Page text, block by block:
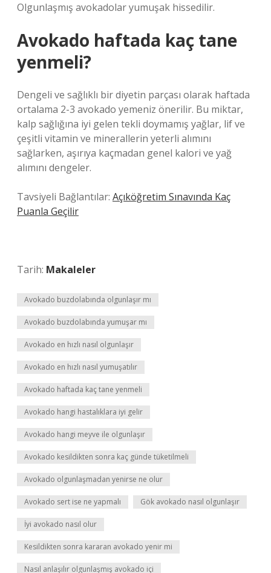
Olgunlaşmış avokadolar yumuşak hissedilir.
Avokado haftada kaç tane
yenmeli?
Dengeli ve sağlıklı bir diyetin parçası olarak haftada
ortalama 2-3 avokado yemeniz önerilir. Bu miktar,
kalp sağlığına iyi gelen tekli doymamış yağlar, lif ve
çeşitli vitamin ve minerallerin yeterli alımını
sağlarken, aşırıya kaçmadan genel kalori ve yağ
alımını dengeler.
Tavsiyeli Bağlantılar: Açıköğretim Sınavında Kaç
Puanla Geçilir
Tarih: Makaleler
Avokado buzdolabında olgunlaşır mı
Avokado buzdolabında yumuşar mı
Avokado en hızlı nasıl olgunlaşır
Avokado en hızlı nasıl yumuşatılır
Avokado haftada kaç tane yenmeli
Avokado hangi hastalıklara iyi gelir
Avokado hangi meyve ile olgunlaşır
Avokado kesildikten sonra kaç günde tüketilmeli
Avokado olgunlaşmadan yenirse ne olur
Avokado sert ise ne yapmalı Gök avokado nasıl olgunlaşır
İyi avokado nasıl olur
Kesildikten sonra kararan avokado yenir mi
Nasıl anlaşılır olgunlaşmış avokado içi